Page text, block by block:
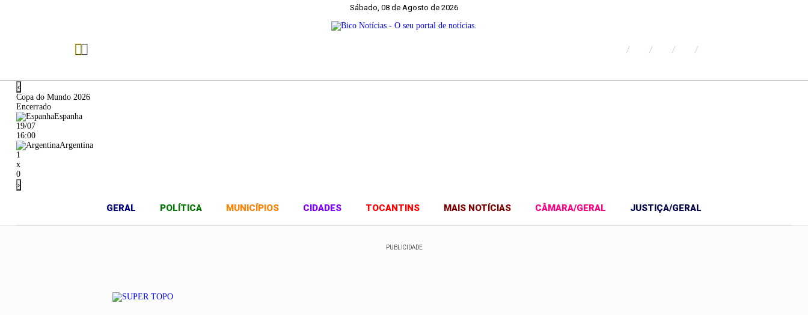
Sábado, 08 de Agosto de 2026
‹
Copa do Mundo 2026
Encerrado
Espanha
19/07
16:00
Argentina
1
x
0
›
GERAL POLÍTICA MUNICÍPIOS CIDADES TOCANTINS MAIS NOTÍCIAS CÂMARA/GERAL JUSTIÇA/GERAL
PUBLICIDADE